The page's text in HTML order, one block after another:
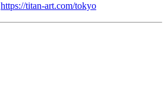
https://titan-art.com/tokyo